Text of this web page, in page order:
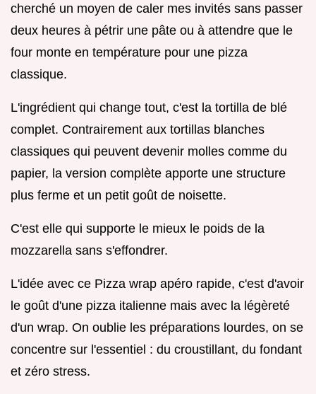
cherché un moyen de caler mes invités sans passer
deux heures à pétrir une pâte ou à attendre que le
four monte en température pour une pizza
classique.
L'ingrédient qui change tout, c'est la tortilla de blé
complet. Contrairement aux tortillas blanches
classiques qui peuvent devenir molles comme du
papier, la version complète apporte une structure
plus ferme et un petit goût de noisette.
C'est elle qui supporte le mieux le poids de la
mozzarella sans s'effondrer.
L'idée avec ce Pizza wrap apéro rapide, c'est d'avoir
le goût d'une pizza italienne mais avec la légèreté
d'un wrap. On oublie les préparations lourdes, on se
concentre sur l'essentiel : du croustillant, du fondant
et zéro stress.